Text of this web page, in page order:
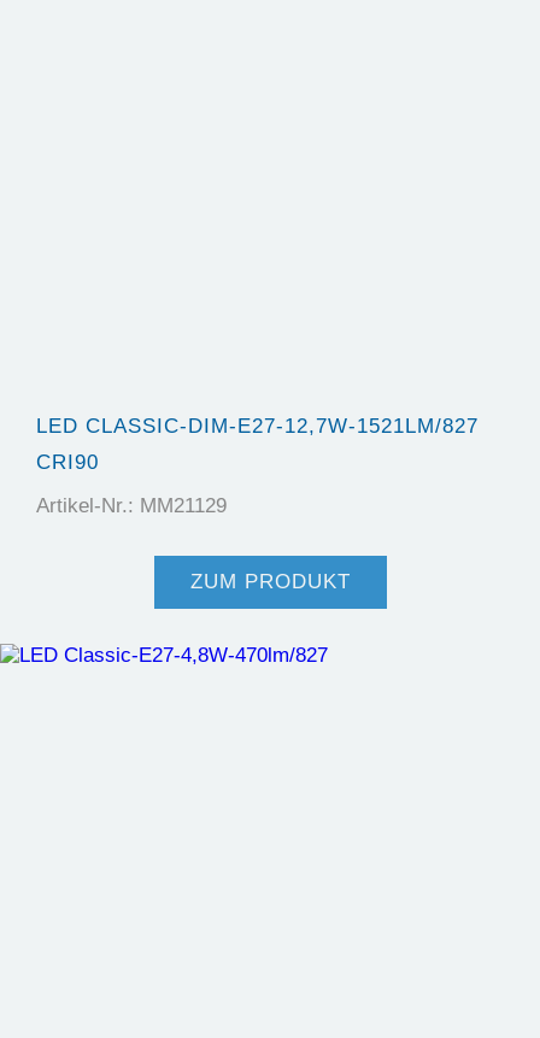
LED CLASSIC-DIM-E27-12,7W-1521LM/827
CRI90
Artikel-Nr.: MM21129
ZUM PRODUKT